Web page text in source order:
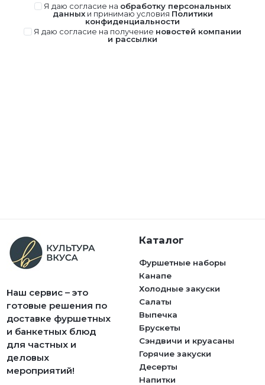
Я даю согласие на обработку персональных
данныхи принимаю условия Политики
конфиденциальности
Я даю согласие на получение новостей компании
и рассылки
Наш сервис – это
готовые решения по
доставке фуршетных
и банкетных блюд
для частных и
деловых
мероприятий!
Каталог
Фуршетные наборы
Канапе
Холодные закуски
Салаты
Выпечка
Брускеты
Сэндвичи и круасаны
Горячие закуски
Десерты
Напитки